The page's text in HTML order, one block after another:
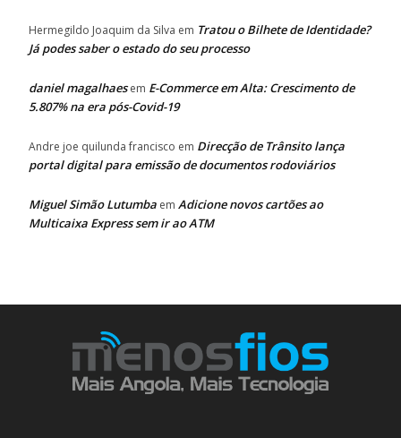
Hermegildo Joaquim da Silva em Tratou o Bilhete de Identidade?
Já podes saber o estado do seu processo
daniel magalhaesem E-Commerce em Alta: Crescimento de
5.807% na era pós-Covid-19
Andre joe quilunda francisco em Direcção de Trânsito lança
portal digital para emissão de documentos rodoviários
Miguel Simão Lutumba em Adicione novos cartões ao
Multicaixa Express sem ir ao ATM